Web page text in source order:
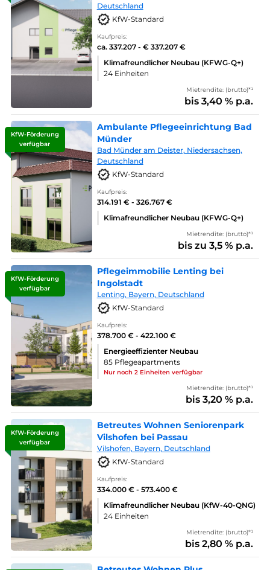
Deutschland
KfW-Standard
Kaufpreis:
ca. 337.207 - € 337.207 €
Klimafreundlicher Neubau (KFWG-Q+)
24 Einheiten
Mietrendite: (brutto)*¹
bis 3,40 % p.a.
KfW-Förderung
verfügbar
Ambulante Pflegeeinrichtung Bad
Münder
Bad Münder am Deister, Niedersachsen,
Deutschland
KfW-Standard
Kaufpreis:
314.191 € - 326.767 €
Klimafreundlicher Neubau (KFWG-Q+)
Mietrendite: (brutto)*¹
bis zu 3,5 % p.a.
KfW-Förderung
verfügbar
Pflegeimmobilie Lenting bei
Ingolstadt
Lenting, Bayern, Deutschland
KfW-Standard
Kaufpreis:
378.700 € - 422.100 €
Energieeffizienter Neubau
85 Pflegeapartments
Nur noch 2 Einheiten verfügbar
Mietrendite: (brutto)*¹
bis 3,20 % p.a.
KfW-Förderung
verfügbar
Betreutes Wohnen Seniorenpark
Vilshofen bei Passau
Vilshofen, Bayern, Deutschland
KfW-Standard
Kaufpreis:
334.000 € - 573.400 €
Klimafreundlicher Neubau (KfW-40-QNG)
24 Einheiten
Mietrendite: (brutto)*¹
bis 2,80 % p.a.